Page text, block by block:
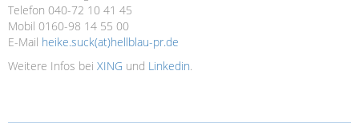
Telefon 040-72 10 41 45
Mobil 0160-98 14 55 00
E-Mail heike.suck(at)hellblau-pr.de
Weitere Infos bei XING und Linkedin.